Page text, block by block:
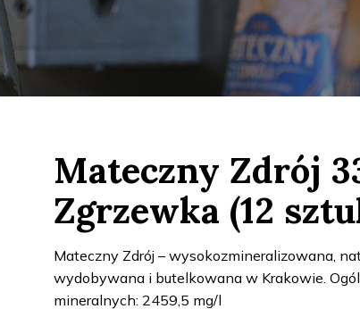
Mateczny Zdrój
Zgrzewka (12
Mateczny Zdrój – wysokozmineralizowana,
wydobywana i butelkowana w Krakowie.
mineralnych: 2459,5 mg/l